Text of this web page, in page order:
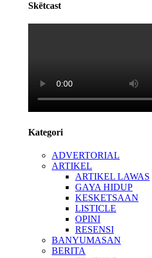
Skëtcast
Kategori
ADVERTORIAL
ARTIKEL
ARTIKEL LAWAS
GAYA HIDUP
KESKETSAAN
LISTICLE
OPINI
RESENSI
BANYUMASAN
BERITA